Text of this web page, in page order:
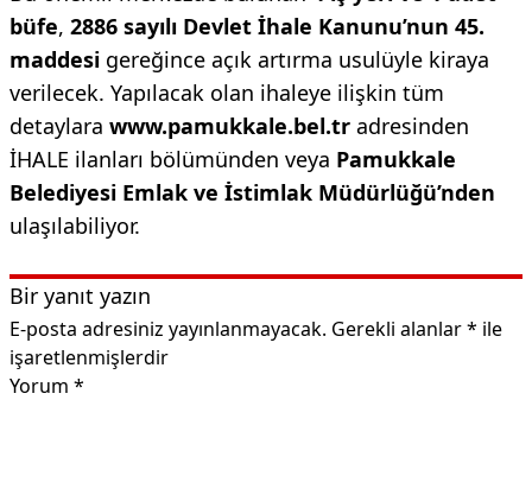
büfe, 2886 sayılı Devlet İhale Kanunu’nun 45.
maddesi gereğince açık artırma usulüyle kiraya
verilecek. Yapılacak olan ihaleye ilişkin tüm
detaylara www.pamukkale.bel.tr adresinden
İHALE ilanları bölümünden veya Pamukkale
Belediyesi Emlak ve İstimlak Müdürlüğü’nden
ulaşılabiliyor.
Bir yanıt yazın
E-posta adresiniz yayınlanmayacak. Gerekli alanlar* ile
işaretlenmişlerdir
Yorum *